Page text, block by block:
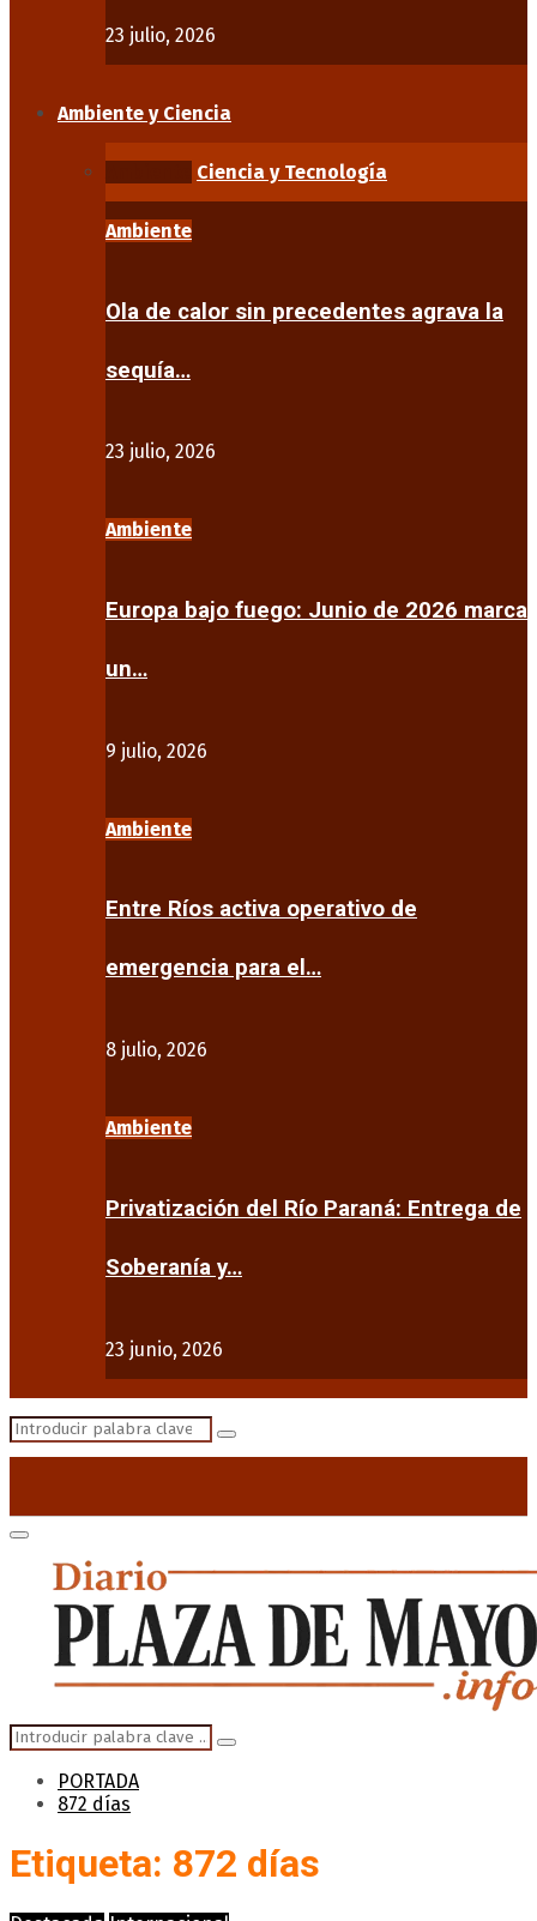
23 julio, 2026
Ambiente y Ciencia
Ciencia y Tecnología
Ambiente
Ola de calor sin precedentes agrava la
sequía…
23 julio, 2026
Ambiente
Europa bajo fuego: Junio de 2026 marca
un…
9 julio, 2026
Ambiente
Entre Ríos activa operativo de
emergencia para el…
8 julio, 2026
Ambiente
Privatización del Río Paraná: Entrega de
Soberanía y…
23 junio, 2026
Search
Search
Primary
Menu
Search
for:
Search
PORTADA
872 días
Etiqueta: 872 días